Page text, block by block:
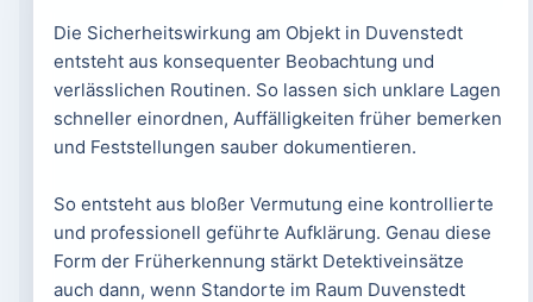
Die Sicherheitswirkung am Objekt in Duvenstedt
entsteht aus konsequenter Beobachtung und
verlässlichen Routinen. So lassen sich unklare Lagen
schneller einordnen, Auffälligkeiten früher bemerken
und Feststellungen sauber dokumentieren.
So entsteht aus bloßer Vermutung eine kontrollierte
und professionell geführte Aufklärung. Genau diese
Form der Früherkennung stärkt Detektiveinsätze
auch dann, wenn Standorte im Raum Duvenstedt